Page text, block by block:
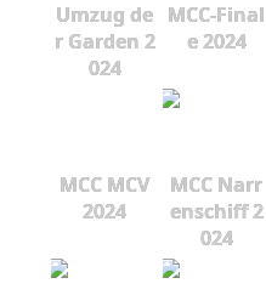
Umzug de
r Garden 2
024
MCC-Final
e 2024
MCC MCV
2024
MCC Narr
enschiff 2
024